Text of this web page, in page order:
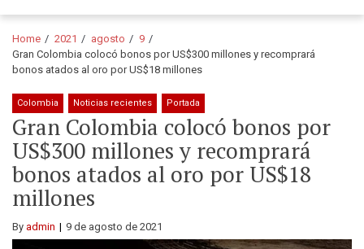
Home 2021 agosto
9
Gran Colombia colocó bonos por US$300 millones y recomprará
bonos atados al oro por US$18 millones
Colombia Noticias recientes Portada
Gran Colombia colocó bonos por
US$300 millones y recomprará
bonos atados al oro por US$18
millones
By admin 9 de agosto de 2021